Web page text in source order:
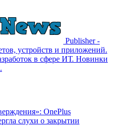
Publisher -
устройств и приложений.
в сфере ИТ. Новинки
OnePlus
слухи о закрытии